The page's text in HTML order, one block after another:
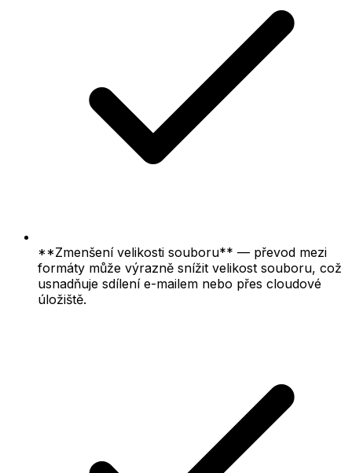
**Zmenšení velikosti souboru** — převod mezi
formáty může výrazně snížit velikost souboru, což
usnadňuje sdílení e-mailem nebo přes cloudové
úložiště.